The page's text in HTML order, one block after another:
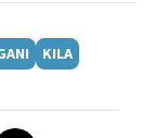
KILA